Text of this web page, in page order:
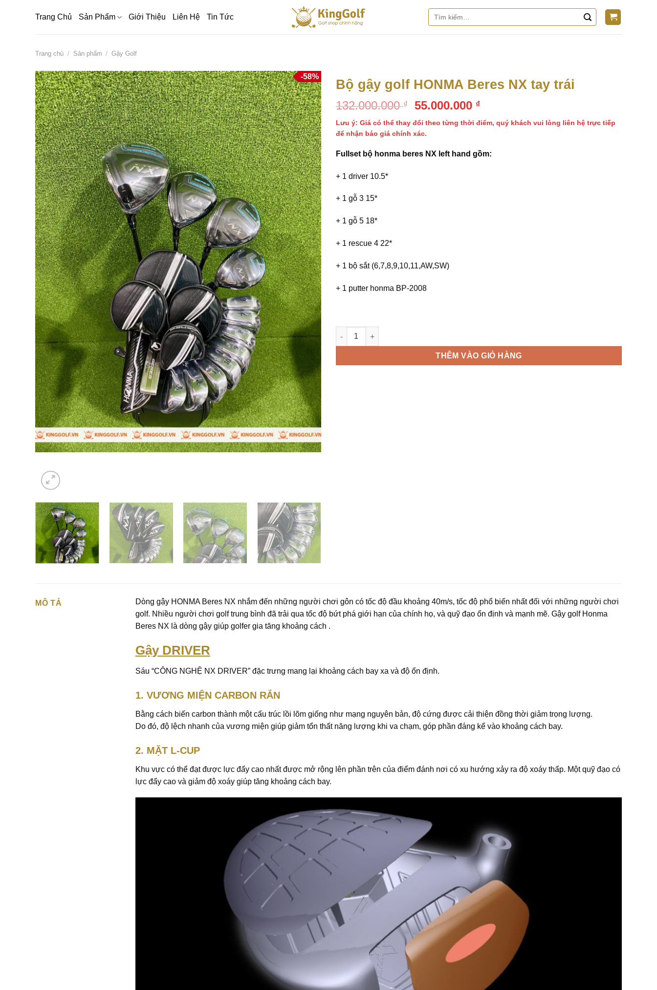
Trang Chủ Sản Phẩm Giới Thiệu Liên Hệ Tin Tức
Tìm
kiếm:
Trang chủ / Sản phẩm / Gậy Golf
-58%
Thêm
vào
danh
sách
yêu
thích
Bộ gậy golf HONMA Beres NX tay trái
132.000.000₫
Giá
gốc
là:
132.000.000 ₫.
55.000.000 ₫Giá
hiện
tại
55.000.000 ₫.
Lưu ý: Giá có thể thay đổi theo từng thời điểm, quý khách vui lòng liên hệ trực tiếp
để nhận báo giá chính xác.
Fullset bộ honma beres NX left hand gồm:
+ 1 driver 10.5*
+ 1 gỗ 3 15*
+ 1 gỗ 5 18*
+ 1 rescue 4 22*
+ 1 bộ sắt (6,7,8,9,10,11,AW,SW)
+ 1 putter honma BP-2008
Bộ gậy golf HONMA Beres NX tay trái số lượng
THÊM VÀO GIỎ HÀNG
MÔ TẢ Dòng gậy HONMA Beres NX nhắm đến những người chơi gôn có tốc độ đầu khoảng 40m/s, tốc độ phổ biến nhất đối với những người chơi
golf. Nhiều người chơi golf trung bình đã trải qua tốc độ bứt phá giới hạn của chính họ, và quỹ đạo ổn định và mạnh mẽ. Gậy golf Honma
Beres NX là dòng gậy giúp golfer gia tăng khoảng cách .
Gậy DRIVER
Sáu “CÔNG NGHỆ NX DRIVER” đặc trưng mang lại khoảng cách bay xa và độ ổn định.
1. VƯƠNG MIỆN CARBON RẮN
Bằng cách biến carbon thành một cấu trúc lồi lõm giống như mạng nguyên bản, độ cứng được cải thiện đồng thời giảm trọng lượng.
Do đó, độ lệch nhanh của vương miện giúp giảm tổn thất năng lượng khi va chạm, góp phần đáng kể vào khoảng cách bay.
2. MẶT L-CUP
Khu vực có thể đạt được lực đẩy cao nhất được mở rộng lên phần trên của điểm đánh nơi có xu hướng xảy ra độ xoáy thấp. Một quỹ đạo có
lực đẩy cao và giảm độ xoáy giúp tăng khoảng cách bay.